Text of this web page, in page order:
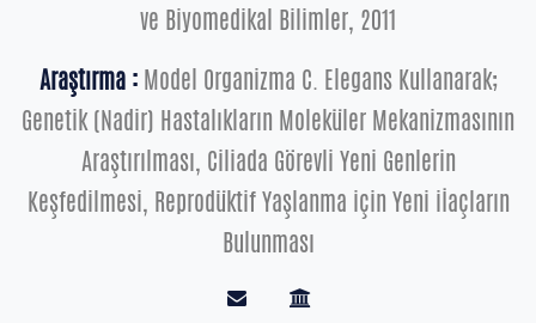
ve Biyomedikal Bilimler, 2011
Araştırma :Model Organizma C. Elegans Kullanarak;
Genetik (Nadir) Hastalıkların Moleküler Mekanizmasının
Araştırılması, Ciliada Görevli Yeni Genlerin
Keşfedilmesi, Reprodüktif Yaşlanma için Yeni iİaçların
Bulunması